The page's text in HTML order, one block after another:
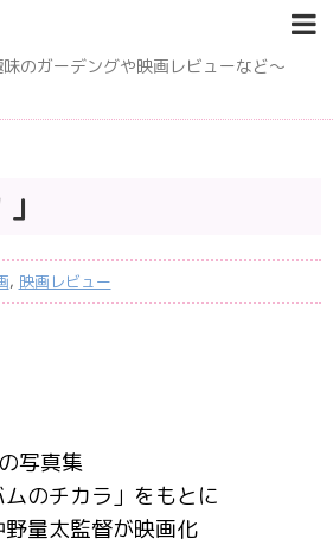
のガーデングや映画レビューなど〜
, 映画レビュー
写真集
ムのチカラ」をもとに
野量太監督が映画化